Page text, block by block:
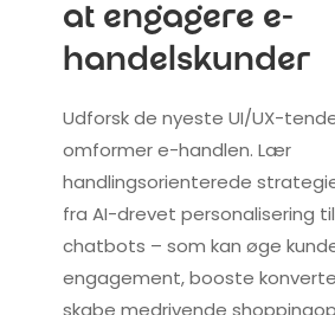
at engagere e-
handelskunder
Udforsk de nyeste UI/UX-
omformer e-handlen. Lær
handlingsorienterede
fra AI-drevet personalisering til
chatbots – som kan øge
engagement, booste
skabe medrivende